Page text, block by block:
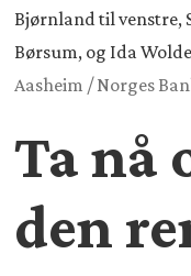
Bjørnland til venstre,
Børsum, og Ida
Aasheim / Norges
Ta nå
den